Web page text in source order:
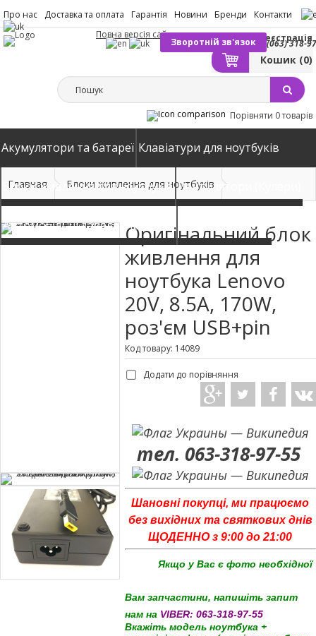
Про нас Доставка та оплата Гарантія Новини Бренди Контакти
(063) 318-
Зворотній зв'язок
Вхід Реєстрація
Кошик (0)
Повна версія сайту
Порівняти 0 товарів
Акумулятори та батареї Клавіатури для ноутбуків
Блоки живлення для ноутбуків Вентилятори (Кулери)
Автомобільні зарядні пристрої Матриці екрани
Главная Блоки живлення для ноутбуків
Оригінальний блок
живлення для
ноутбука Lenovo
20V, 8.5A, 170W,
роз'єм USB+pin
Код товару: 14089
Додати до порівняння
тел. 063-318-97-55
Шановні покупці, ми працюємо
без вихідних та святкових днів
ЩОДЕННО з 9:00 до 21:00
Якщо у Вас є фото необхідної
Вам запчастини, напишіть запит
нам на VIBER: 063-318-97-55
Вкажіть модель ноутбука +